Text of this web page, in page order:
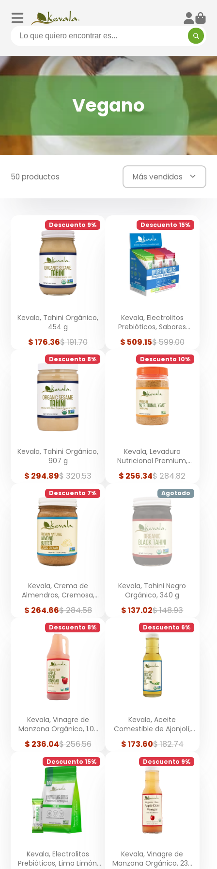
Vegano
50 productos Más vendidos
Descuento 9%
Kevala, Tahini Orgánico,
454 g
Precio
venta
$ 176.36Precio
regular
$ 191.70
Descuento 15%
Kevala, Electrolitos
Prebióticos, Sabores
Precio
venta
$ 509.15Precio
regular
$ 599.00
Descuento 8%
Kevala, Tahini Orgánico,
907 g
Precio
venta
$ 294.89Precio
regular
$ 320.53
Descuento 10%
Kevala, Levadura
Nutricional Premium,
Hojuelas Grandes, 240 g
Precio
$ 256.34Precio
regular
$ 284.82
Descuento 7%
Kevala, Crema de
Almendras, Cremosa,
Precio
venta
$ 264.66Precio
regular
$ 284.58
Agotado
Kevala, Tahini Negro
Orgánico, 340 g
Precio
venta
$ 137.02Precio
regular
$ 148.93
Descuento 8%
Kevala, Vinagre de
Manzana Orgánico, 1.03
Litros
Precio
venta
$ 236.04Precio
regular
$ 256.56
Descuento 6%
Kevala, Aceite
Comestible de Ajonjolí,
Extra Virgen, Orgánico,
236 ml
Precio
venta
$ 173.60Precio
regular
$ 182.74
Descuento 15%
Kevala, Electrolitos
Prebióticos, Lima Limón,
Descuento 9%
Kevala, Vinagre de
Manzana Orgánico, 236